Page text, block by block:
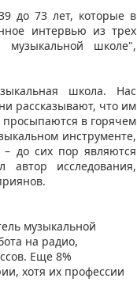
до 73 лет, которые в
интервью из трех
музыкальной школе",
школа. Нас
рассказывают, что им
в горячем
инструменте,
– до сих пор являются
исследования,
музыкальной
на радио,
Еще 8%
хотя их профессии